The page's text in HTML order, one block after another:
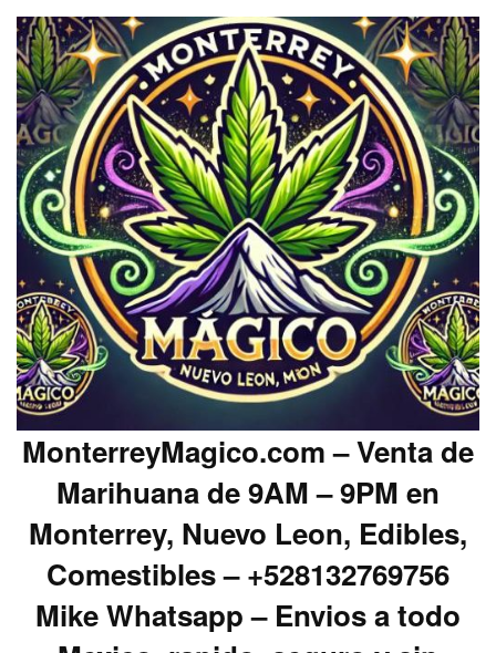
MonterreyMagico.com – Venta de
Marihuana de 9AM – 9PM en
Monterrey, Nuevo Leon, Edibles,
Comestibles – +528132769756
Mike Whatsapp – Envios a todo